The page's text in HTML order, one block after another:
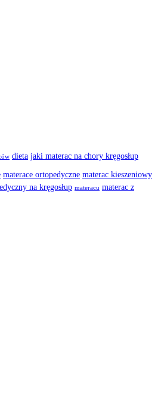
dieta jaki materac na chory kręgosłup
materace ortopedyczne materac kieszeniowy
na kręgosłup materacu materac z